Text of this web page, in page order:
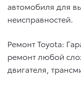
автомобиля для
неисправностей.
Ремонт Toyota:
ремонт любой
двигателя,